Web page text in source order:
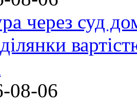
через суд
08-06